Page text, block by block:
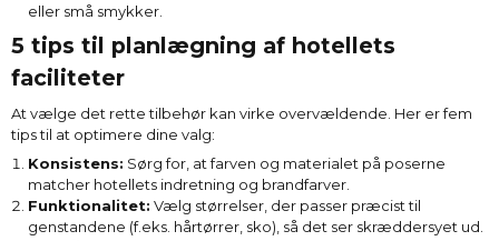
eller små smykker.
5 tips til planlægning af hotellets
faciliteter
At vælge det rette tilbehør kan virke overvældende. Her er fem
tips til at optimere dine valg:
Konsistens: Sørg for, at farven og materialet på poserne
matcher hotellets indretning og brandfarver.
Funktionalitet: Vælg størrelser, der passer præcist til
genstandene (f.eks. hårtørrer, sko), så det ser skræddersyet ud.